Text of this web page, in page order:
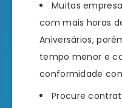
Muitas
com mais horas
Aniversários,
tempo menor e
conformidade
Procure